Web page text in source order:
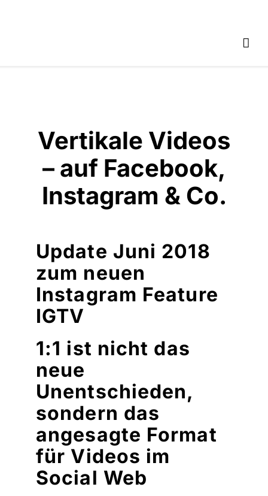
Vertikale Videos
– auf Facebook,
Instagram & Co.
Update Juni 2018
zum neuen
Instagram Feature
IGTV
1:1 ist nicht das
neue
Unentschieden,
sondern das
angesagte Format
für Videos im
Social Web